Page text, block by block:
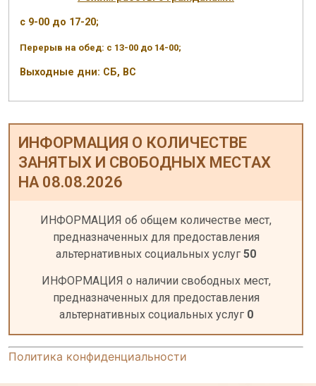
с 9-00 до 17-20;
Перерыв на обед: с 13-00 до 14-00;
Выходные дни: СБ, ВС
ИНФОРМАЦИЯ О КОЛИЧЕСТВЕ
ЗАНЯТЫХ И СВОБОДНЫХ МЕСТАХ
НА 08.08.2026
ИНФОРМАЦИЯ об общем количестве мест,
предназначенных для предоставления
альтернативных социальных услуг 50
ИНФОРМАЦИЯ о наличии свободных мест,
предназначенных для предоставления
альтернативных социальных услуг 0
Политика конфиденциальности